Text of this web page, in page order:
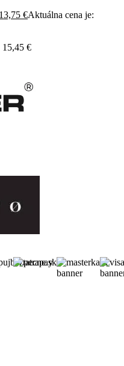
13,75 €Aktuálna cena je:
15,45 €